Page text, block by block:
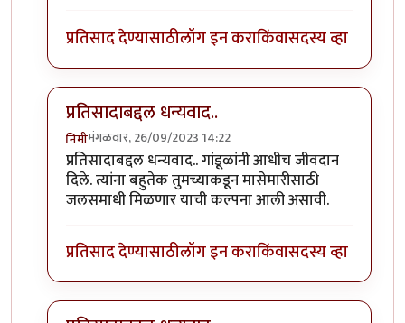
प्रतिसाद देण्यासाठीलॉग इन कराकिंवासदस्य व्हा
प्रतिसादाबद्दल धन्यवाद..
निमीमंगळवार, 26/09/2023 14:22
In reply toछान. खत प्रकल्प आवडला. आमच्याby
प्रतिसादाबद्दल धन्यवाद.. गांडूळांनी आधीच जीवदान
दिले. त्यांना बहुतेक तुमच्याकडून मासेमारीसाठी
जलसमाधी मिळणार याची कल्पना आली असावी.
प्रतिसाद देण्यासाठीलॉग इन कराकिंवासदस्य व्हा